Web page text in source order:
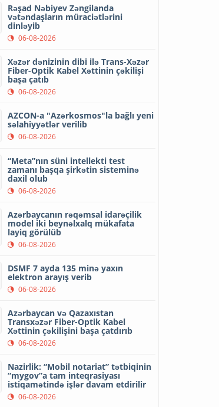
Rəşad Nəbiyev Zəngilanda
vətəndaşların müraciətlərini
dinləyib
06-08-2026
Xəzər dənizinin dibi ilə Trans-Xəzər
Fiber-Optik Kabel Xəttinin çəkilişi
başa çatıb
06-08-2026
AZCON-a "Azərkosmos"la bağlı yeni
səlahiyyətlər verilib
06-08-2026
“Meta”nın süni intellekti test
zamanı başqa şirkətin sisteminə
daxil olub
06-08-2026
Azərbaycanın rəqəmsal idarəçilik
model iki beynəlxalq mükafata
layiq görülüb
06-08-2026
DSMF 7 ayda 135 minə yaxın
elektron arayış verib
06-08-2026
Azərbaycan və Qazaxıstan
Transxəzər Fiber-Optik Kabel
Xəttinin çəkilişini başa çatdırıb
06-08-2026
Nazirlik: “Mobil notariat” tətbiqinin
“mygov”a tam inteqrasiyası
istiqamətində işlər davam etdirilir
06-08-2026